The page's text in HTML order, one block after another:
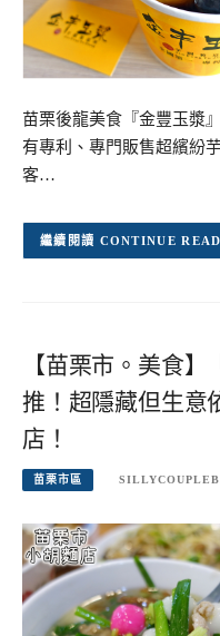
苗栗後龍美食『金豐玉漿
有專利、專門販售超繽紛
客…
CONTINUE
【苗栗市。美食
推！超隱藏但生意
店！
苗栗市區